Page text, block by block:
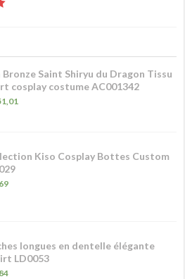
Bronze Saint Shiryu du Dragon Tissu
cosplay costume AC001342
Kiso Cosplay Bottes Custom
longues en dentelle élégante
LD0053